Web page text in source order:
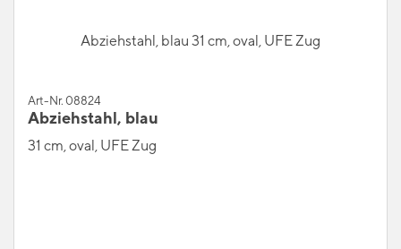
Abziehstahl, blau 31 cm, oval, UFE Zug
Art-Nr. 08824
Abziehstahl, blau
31 cm, oval, UFE Zug